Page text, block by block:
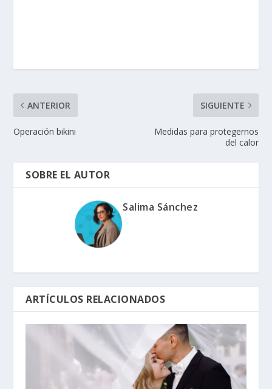
ANTERIOR
Operación bikini
SIGUIENTE
Medidas para protegernos
del calor
SOBRE EL AUTOR
Salima Sánchez
ARTÍCULOS RELACIONADOS